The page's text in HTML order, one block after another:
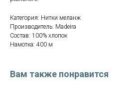
Категория: Нитки меланж
Производитель: Madeira
Состав: 100% хлопок
Намотка: 400 м
Вам также понравится